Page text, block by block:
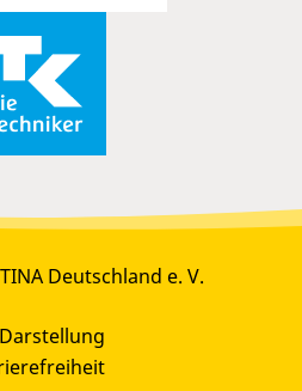
Deutschland e. V.
Darstellung